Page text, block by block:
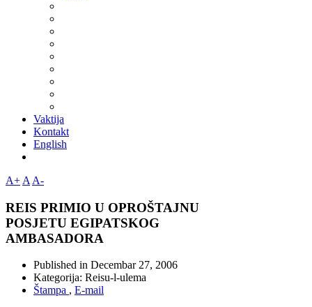
Vaktija
Kontakt
English
A+ A A-
REIS PRIMIO U OPROŠTAJNU
POSJETU EGIPATSKOG
AMBASADORA
Published in Decembar 27, 2006
Kategorija: Reisu-l-ulema
Štampa , E-mail